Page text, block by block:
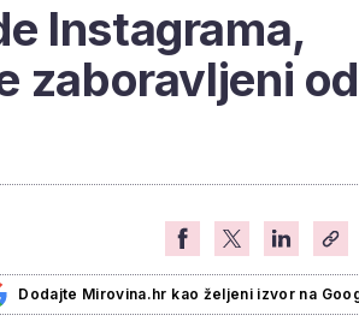
Instagrama,
zaboravljeni od
Dodajte Mirovina.hr kao željeni izvor na